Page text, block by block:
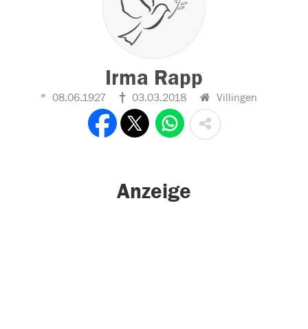
Irma Rapp
08.06.1927 03.03.2018 Villingen
Anzeige